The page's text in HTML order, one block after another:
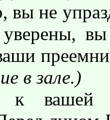
не
в зале.)
к вашей